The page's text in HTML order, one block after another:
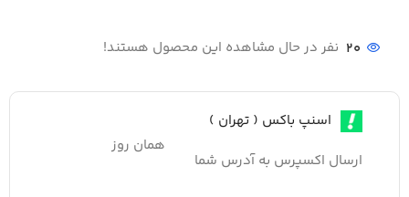
20 نفر در حال مشاهده این محصول هستند!
اسنپ باکس ( تهران )
ارسال اکسپرس به آدرس شما
همان روز